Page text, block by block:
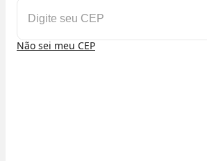
Não sei meu CEP